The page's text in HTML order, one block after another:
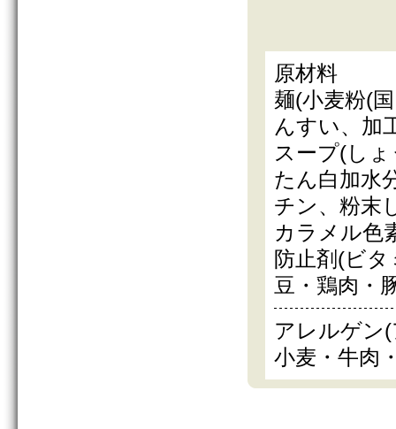
原材料
麺(小麦粉(
んすい、加
スープ(し
たん白加水
チン、粉末
カラメル色
防止剤(ビ
豆・鶏肉・
アレルゲン
小麦・牛肉